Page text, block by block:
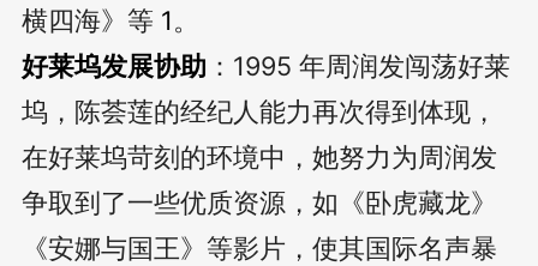
横四海》等 1。
好莱坞发展协助 ：1995 年周润发闯荡好莱
坞，陈荟莲的经纪人能力再次得到体现，
在好莱坞苛刻的环境中，她努力为周润发
争取到了一些优质资源，如《卧虎藏龙》
《安娜与国王》等影片，使其国际名声暴